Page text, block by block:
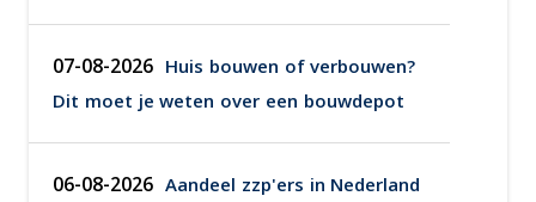
07-08-2026 Huis bouwen of verbouwen?
Dit moet je weten over een bouwdepot
06-08-2026 Aandeel zzp'ers in Nederland